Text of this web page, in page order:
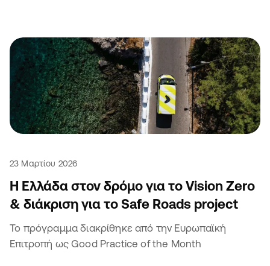
23 Μαρτίου 2026
Η Ελλάδα στον δρόμο για το Vision Zero
& διάκριση για το Safe Roads project
Το πρόγραμμα διακρίθηκε από την Ευρωπαϊκή
Επιτροπή ως Good Practice of the Month